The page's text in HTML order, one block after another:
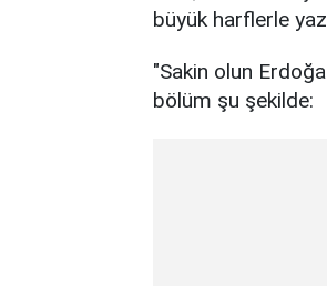
büyük harflerle
"Sakin olun
bölüm şu şekilde: